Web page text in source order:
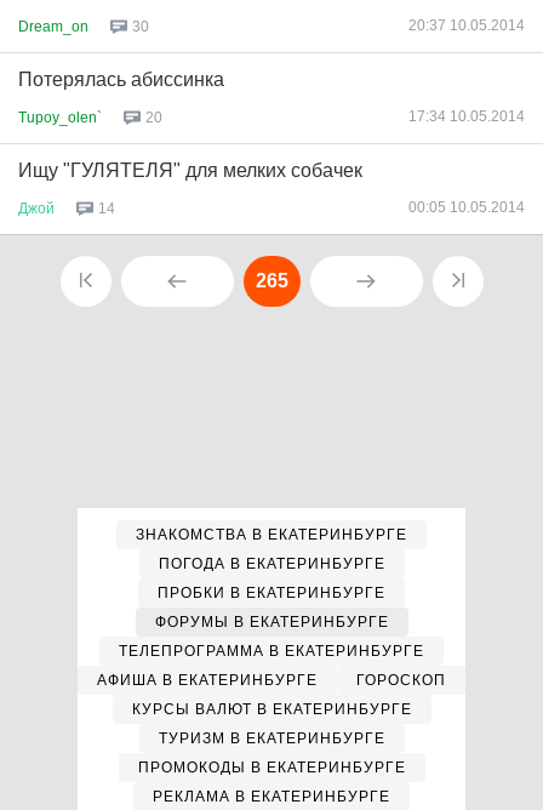
Dream_on 30 20:37 10.05.2014
Потерялась абиссинка
Tupoy_olen` 20 17:34 10.05.2014
Ищу "ГУЛЯТЕЛЯ" для мелких собачек
Джой 14 00:05 10.05.2014
265
ЗНАКОМСТВА В ЕКАТЕРИНБУРГЕ
ПОГОДА В ЕКАТЕРИНБУРГЕ
ПРОБКИ В ЕКАТЕРИНБУРГЕ
ФОРУМЫ В ЕКАТЕРИНБУРГЕ
ТЕЛЕПРОГРАММА В ЕКАТЕРИНБУРГЕ
АФИША В ЕКАТЕРИНБУРГЕ
ГОРОСКОП
КУРСЫ ВАЛЮТ В ЕКАТЕРИНБУРГЕ
ТУРИЗМ В ЕКАТЕРИНБУРГЕ
ПРОМОКОДЫ В ЕКАТЕРИНБУРГЕ
РЕКЛАМА В ЕКАТЕРИНБУРГЕ